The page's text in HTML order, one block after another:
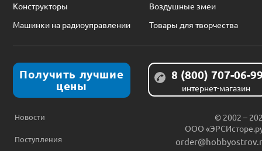
Конструкторы
Воздушные змеи
Машинки на радиоуправлении
Товары для творчества
Получить лучшие
цены
8 (800) 707-06-
интернет-магазин
Новости
Поступления
© 2002 –
ООО